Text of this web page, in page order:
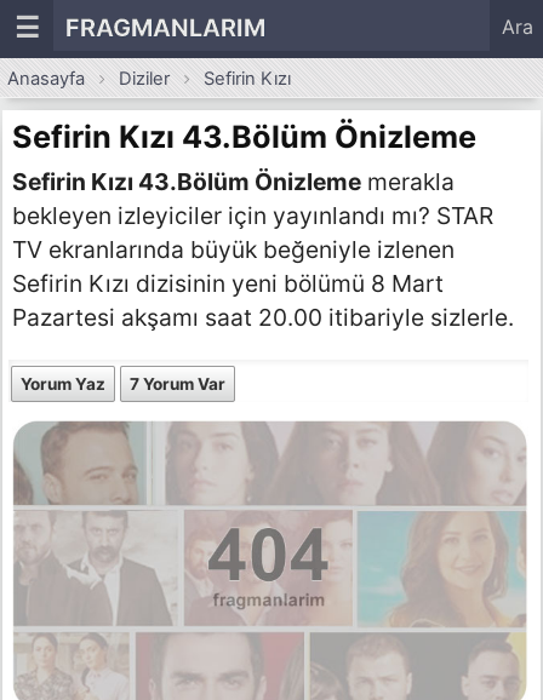
☰ FRAGMANLARIM Ara
Anasayfa Diziler Sefirin Kızı
Sefirin Kızı 43.Bölüm Önizleme
Sefirin Kızı 43.Bölüm Önizleme merakla
bekleyen izleyiciler için yayınlandı mı? STAR
TV ekranlarında büyük beğeniyle izlenen
Sefirin Kızı dizisinin yeni bölümü 8 Mart
Pazartesi akşamı saat 20.00 itibariyle sizlerle.
Yorum Yaz 7 Yorum Var